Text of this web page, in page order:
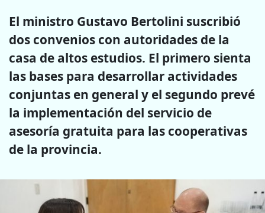
El ministro Gustavo Bertolini suscribió
dos convenios con autoridades de la
casa de altos estudios. El primero sienta
las bases para desarrollar actividades
conjuntas en general y el segundo prevé
la implementación del servicio de
asesoría gratuita para las cooperativas
de la provincia.